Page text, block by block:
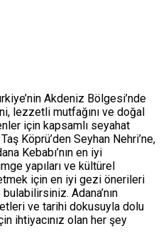
Akdeniz Bölgesi’nde
lezzetli mutfağını ve doğal
için kapsamlı seyahat
Köprü’den Seyhan Nehri’ne,
Kebabı’nın en iyi
yapıları ve kültürel
için en iyi gezi önerileri
Adana’nın
ve tarihi dokusuyla dolu
ihtiyacınız olan her şey